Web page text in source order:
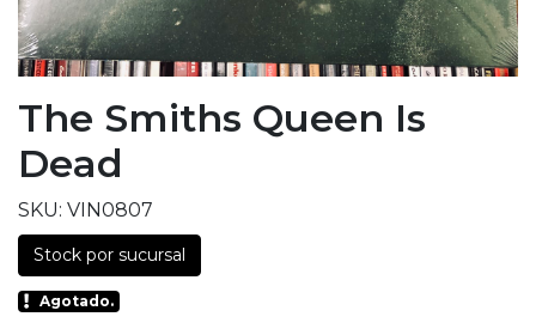
The Smiths Queen Is
Dead
SKU: VIN0807
Stock por sucursal
Agotado.